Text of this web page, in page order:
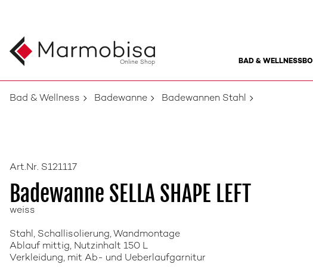
Online Shop BAD & WELLNESS
Bad & Wellness Badewanne Badewannen Stahl
Art.Nr. S121117
Badewanne SELLA SHAPE LEFT
weiss
Stahl, Schallisolierung, Wandmontage
Ablauf mittig, Nutzinhalt 150 L
Verkleidung, mit Ab- und Ueberlaufgarnitur